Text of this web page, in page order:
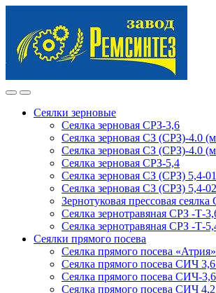
navigation
content
Сеялки зерновые
Сеялка зерновая СРЗ-3,6
Сеялка зерновая СЗ (СРЗ)-4.0
Сеялка зерновая СЗ (СРЗ)-4.0
Сеялка зерновая СРЗ-5,4
Сеялка зерновая СЗ (СРЗ) 5,4-01
Сеялка зерновая СЗ (СРЗ) 5,4-02
Зернотуковая прессовая
Сеялка зернотравяная СРЗ -Т-
Сеялка зернотравяная СРЗ -Т-
Сеялки прямого посева
Сеялка прямого посева «Атрия»
Сеялка прямого посева СИЧ
Сеялка прямого посева СИЧ-
Сеялка прямого посева СИЧ